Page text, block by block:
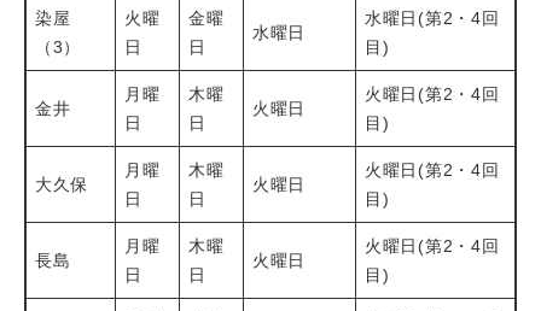
染屋
（3）
火曜
日
金曜
日
水曜日
水曜日(第2・4回
目)
金井
月曜
日
木曜
日
火曜日
火曜日(第2・4回
目)
大久保
月曜
日
木曜
日
火曜日
火曜日(第2・4回
目)
長島
月曜
日
木曜
日
火曜日
火曜日(第2・4回
目)